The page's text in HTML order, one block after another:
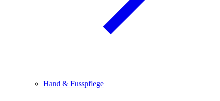
Hand & Fusspflege